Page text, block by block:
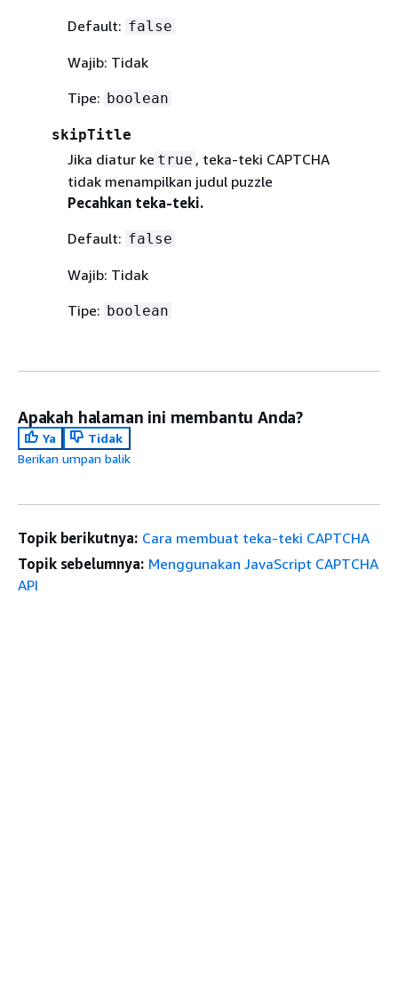
Default: false
Wajib: Tidak
Tipe: boolean
skipTitle
Jika diatur ke true , teka-teki CAPTCHA
tidak menampilkan judul puzzle
Pecahkan teka-teki.
Default: false
Wajib: Tidak
Tipe: boolean
Apakah halaman ini membantu Anda?
Ya
Tidak
Berikan umpan balik
Topik berikutnya: Cara membuat teka-teki CAPTCHA
Topik sebelumnya: Menggunakan JavaScript CAPTCHA
API